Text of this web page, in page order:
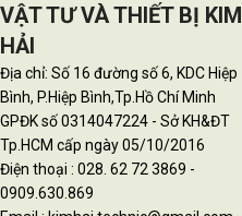
VẬT TƯ VÀ THIẾT BỊ KIM
HẢI
Địa chỉ: Số 16 đường số 6, KDC Hiệp
Bình, P.Hiệp Bình,Tp.Hồ Chí Minh
GPĐK số 0314047224 - Sở KH&ĐT
Tp.HCM cấp ngày 05/10/2016
Điện thoại : 028. 62 72 3869 -
0909.630.869